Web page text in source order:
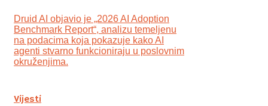
Druid AI objavio je „2026 AI Adoption
Benchmark Report“, analizu temeljenu
na podacima koja pokazuje kako AI
agenti stvarno funkcioniraju u poslovnim
okruženjima.
Vijesti